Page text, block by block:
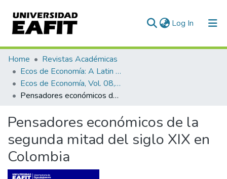
Log In (current)
Communities & Collections
All of DSpace
Statistics
Home
Revistas Académicas
Ecos de Economía: A Latin American Journal of Applied Economics
Ecos de Economía, Vol. 08, No. 19 (2004)
Pensadores económicos de la segunda mitad del siglo XIX en Colombia
Pensadores económicos de la
segunda mitad del siglo XIX en
Colombia